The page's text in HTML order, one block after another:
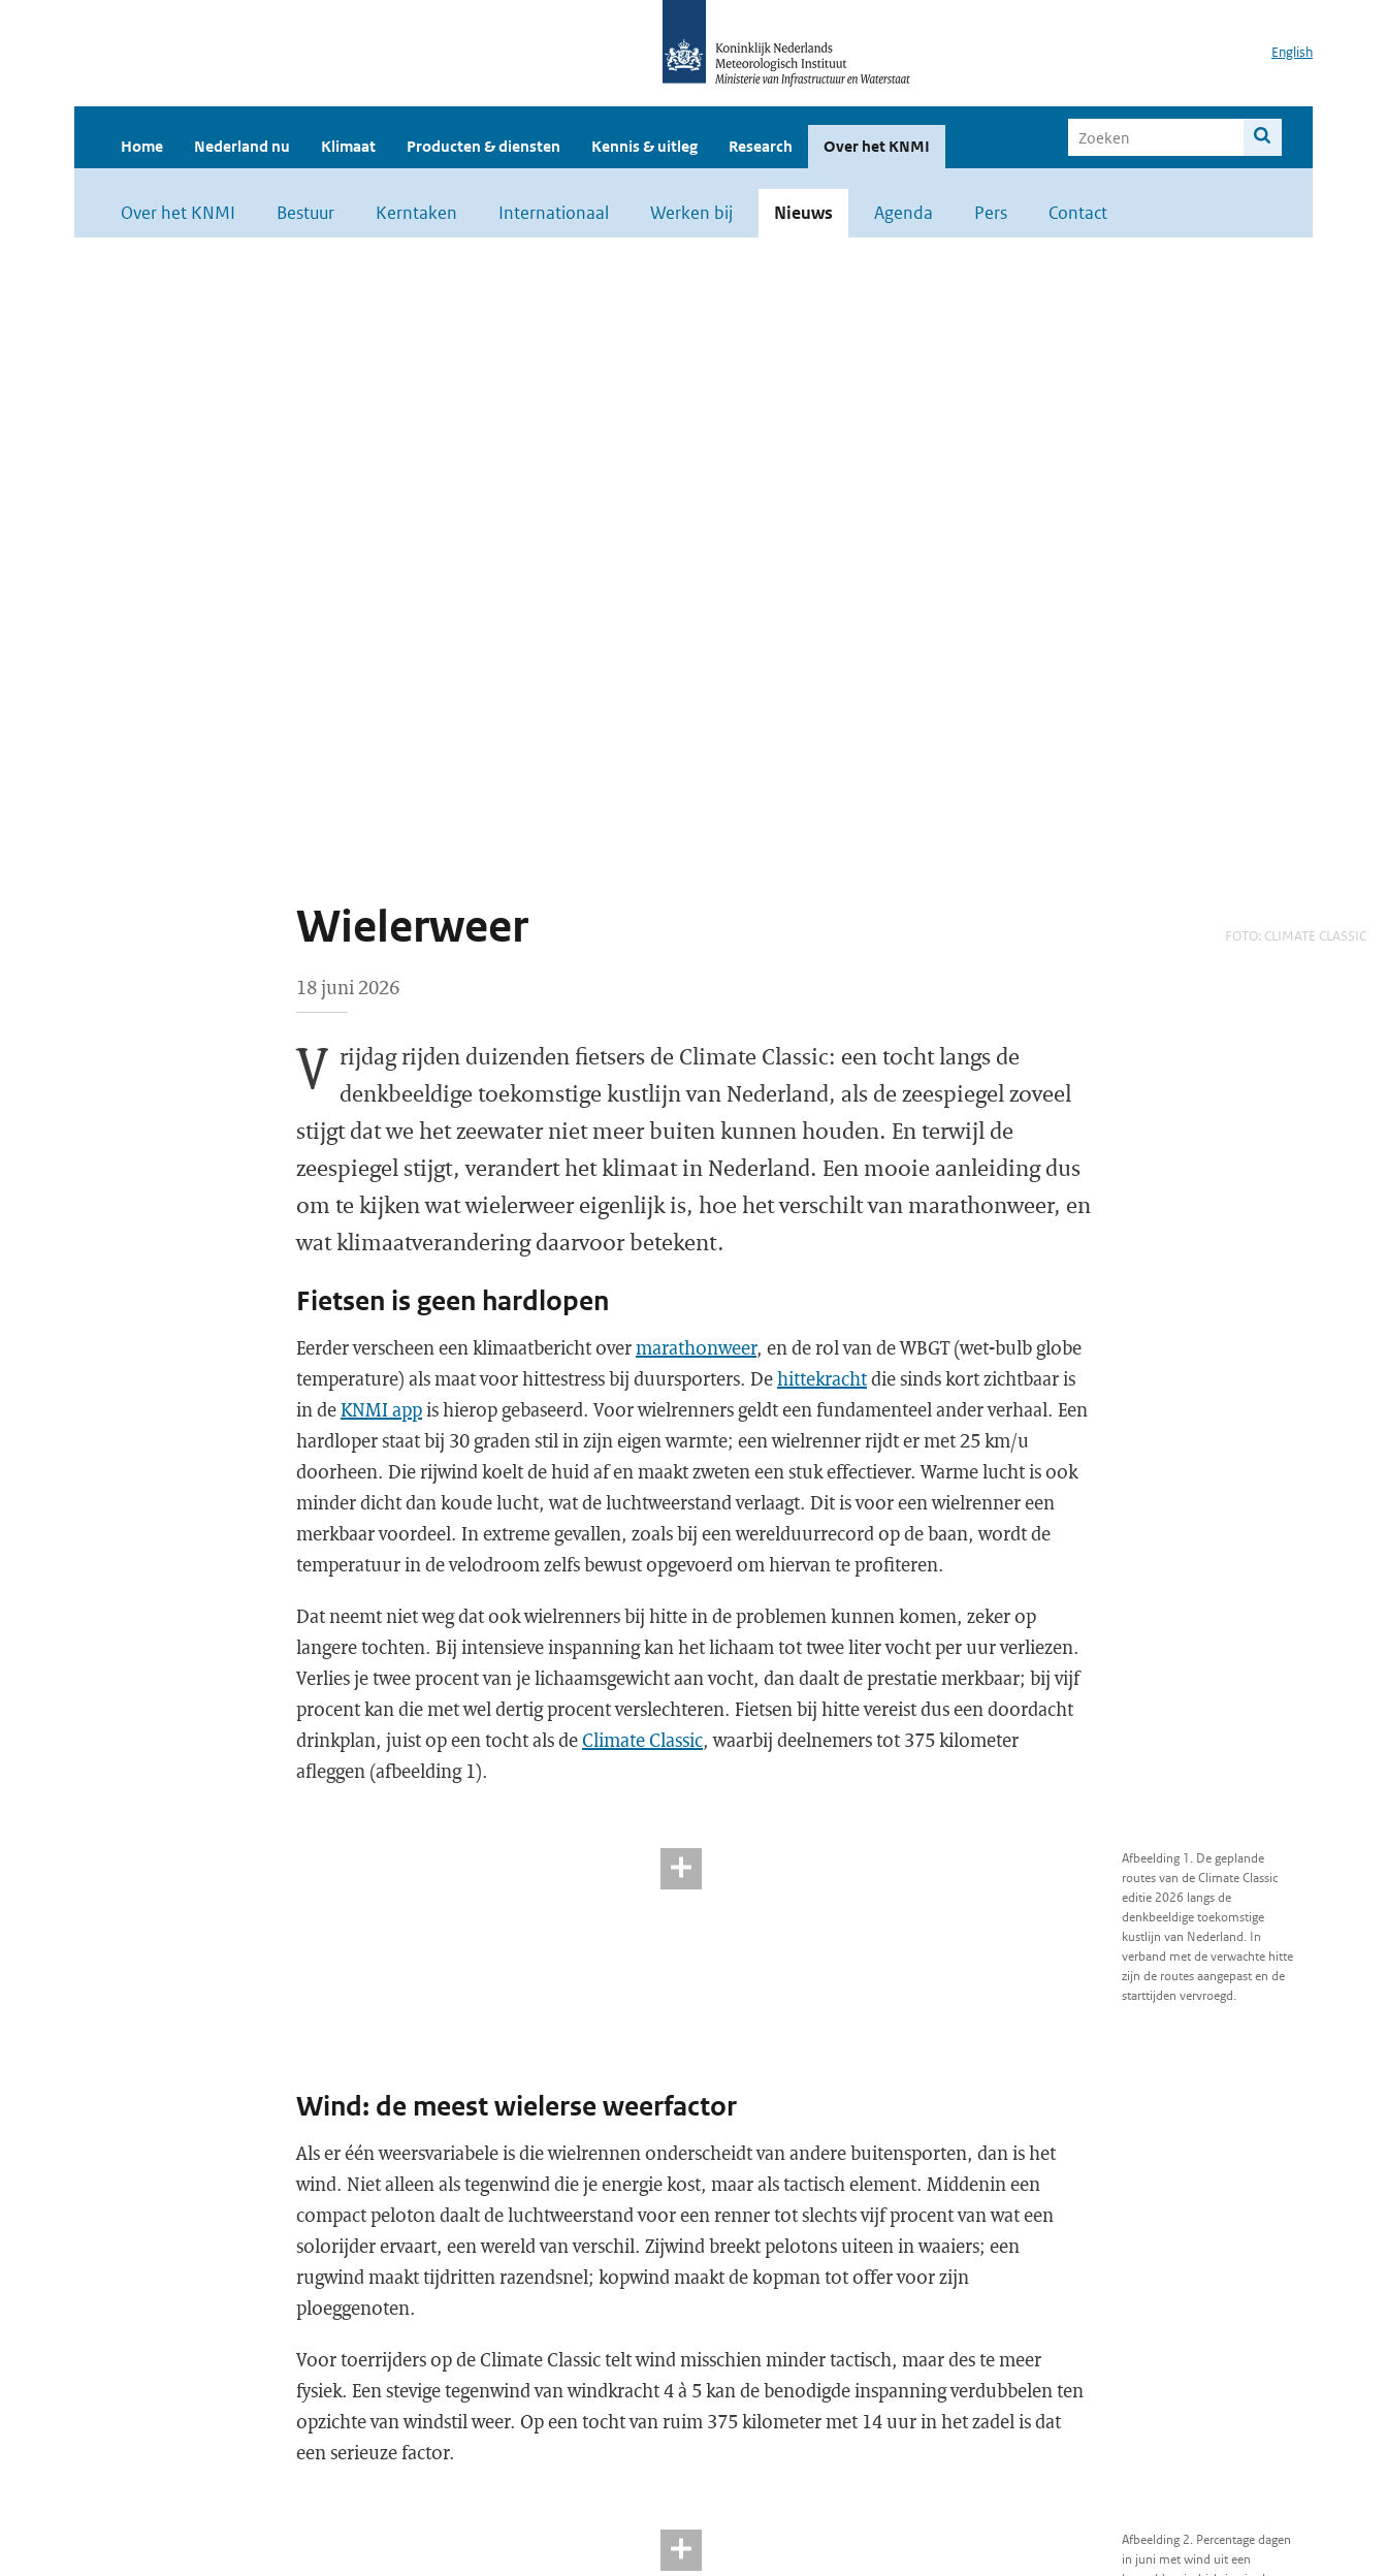
English
Home Nederland nu Klimaat Producten & diensten Kennis & uitleg Research Over het KNMI
Over het KNMI Bestuur Kerntaken Internationaal Werken bij Nieuws Agenda Pers Contact
FOTO: CLIMATE CLASSIC
Wielerweer
18 juni 2026
V rijdag rijden duizenden fietsers de Climate Classic: een tocht langs de
denkbeeldige toekomstige kustlijn van Nederland, als de zeespiegel zoveel
stijgt dat we het zeewater niet meer buiten kunnen houden. En terwijl de
zeespiegel stijgt, verandert het klimaat in Nederland. Een mooie aanleiding dus
om te kijken wat wielerweer eigenlijk is, hoe het verschilt van marathonweer, en
wat klimaatverandering daarvoor betekent.
Fietsen is geen hardlopen
Eerder verscheen een klimaatbericht overmarathonweer, en de rol van de WBGT (wet-bulb globe
temperature) als maat voor hittestress bij duursporters. Dehittekrachtdie sinds kort zichtbaar is
in deKNMI appis hierop gebaseerd. Voor wielrenners geldt een fundamenteel ander verhaal. Een
hardloper staat bij 30 graden stil in zijn eigen warmte; een wielrenner rijdt er met 25 km/u
doorheen. Die rijwind koelt de huid af en maakt zweten een stuk effectiever. Warme lucht is ook
minder dicht dan koude lucht, wat de luchtweerstand verlaagt. Dit is voor een wielrenner een
merkbaar voordeel. In extreme gevallen, zoals bij een werelduurrecord op de baan, wordt de
temperatuur in de velodroom zelfs bewust opgevoerd om hiervan te profiteren.
Dat neemt niet weg dat ook wielrenners bij hitte in de problemen kunnen komen, zeker op
langere tochten. Bij intensieve inspanning kan het lichaam tot twee liter vocht per uur verliezen.
Verlies je twee procent van je lichaamsgewicht aan vocht, dan daalt de prestatie merkbaar; bij vijf
procent kan die met wel dertig procent verslechteren. Fietsen bij hitte vereist dus een doordacht
drinkplan, juist op een tocht als deClimate Classic, waarbij deelnemers tot 375 kilometer
afleggen (afbeelding 1).
Afbeelding 1. De geplande
routes van de Climate Classic
editie 2026 langs de
denkbeeldige toekomstige
kustlijn van Nederland. In
verband met de verwachte hitte
zijn de routes aangepast en de
starttijden vervroegd.
Wind: de meest wielerse weerfactor
Als er één weersvariabele is die wielrennen onderscheidt van andere buitensporten, dan is het
wind. Niet alleen als tegenwind die je energie kost, maar als tactisch element. Middenin een
compact peloton daalt de luchtweerstand voor een renner tot slechts vijf procent van wat een
solorijder ervaart, een wereld van verschil. Zijwind breekt pelotons uiteen in waaiers; een
rugwind maakt tijdritten razendsnel; kopwind maakt de kopman tot offer voor zijn
ploeggenoten.
Voor toerrijders op de Climate Classic telt wind misschien minder tactisch, maar des te meer
fysiek. Een stevige tegenwind van windkracht 4 à 5 kan de benodigde inspanning verdubbelen ten
opzichte van windstil weer. Op een tocht van ruim 375 kilometer met 14 uur in het zadel is dat
een serieuze factor.
Afbeelding 2. Percentage dagen
in juni met wind uit een